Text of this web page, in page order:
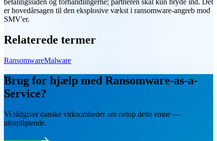
er hovedårsagen til den eksplosive vækst i ransomware-angreb mod
SMV'er.
Relaterede termer
RansomwareMalware
Brug for hjælp med Ransomware-as-a-
Service?
Vi rådgiver danske virksomheder om netop dette emne —
uforpligtende.